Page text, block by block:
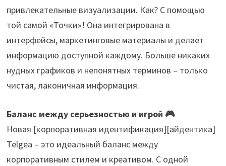
привлекательные визуализации. Как? С помощью
той самой «Точки»! Она интегрирована в
интерфейсы, маркетинговые материалы и делает
информацию доступной каждому. Больше никаких
нудных графиков и непонятных терминов – только
чистая, лаконичная информация.
Баланс между серьезностью и игрой 🎮
Новая [корпоративная идентификация][айдентика]
Telgea – это идеальный баланс между
корпоративным стилем и креативом. С одной